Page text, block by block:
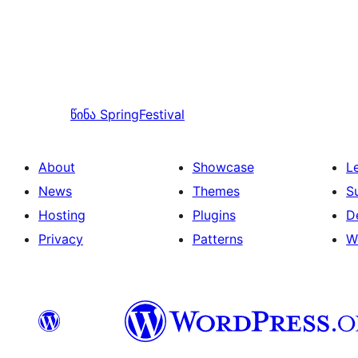
წინა SpringFestival
About
News
Hosting
Privacy
Showcase
Themes
Plugins
Patterns